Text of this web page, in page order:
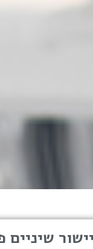
יישור שיניים